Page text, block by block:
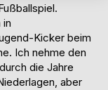
in
Kicker beim
Ich nehme den
die Jahre
aber